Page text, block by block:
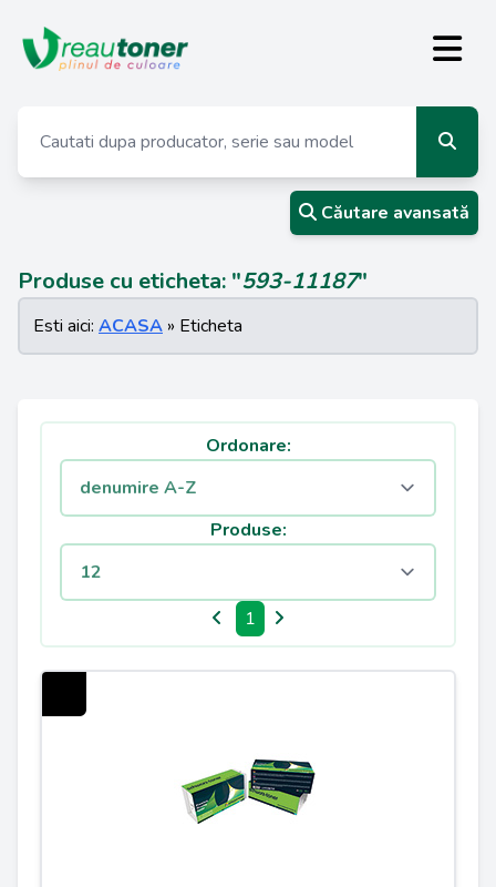
Căutare avansată
Produse cu eticheta: "593-11187"
Esti aici: ACASA » Eticheta
Ordonare:
Produse:
1